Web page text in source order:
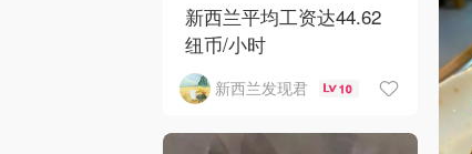
新西兰平均工资达44.62
纽币/小时
新西兰发现君 10